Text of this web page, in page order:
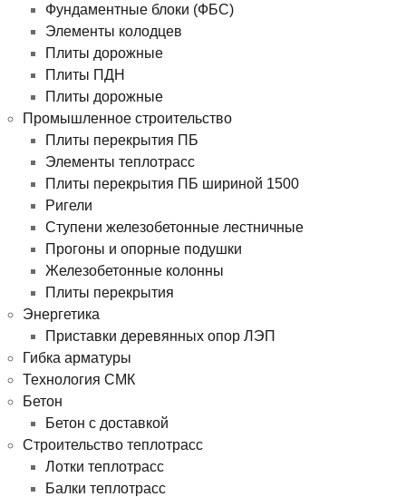
Фундаментные блоки (ФБС)
Элементы колодцев
Плиты дорожные
Плиты ПДН
Плиты дорожные
Промышленное строительство
Плиты перекрытия ПБ
Элементы теплотрасс
Плиты перекрытия ПБ шириной 1500
Ригели
Ступени железобетонные лестничные
Прогоны и опорные подушки
Железобетонные колонны
Плиты перекрытия
Энергетика
Приставки деревянных опор ЛЭП
Гибка арматуры
Технология СМК
Бетон
Бетон с доставкой
Строительство теплотрасс
Лотки теплотрасс
Балки теплотрасс